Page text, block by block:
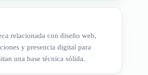
relacionada con diseño web,
y presencia digital para
una base técnica sólida.